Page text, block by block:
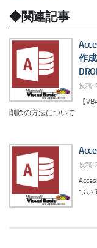
◆関連記事
作成
投稿:
【
削除の方法について
投稿:
つい